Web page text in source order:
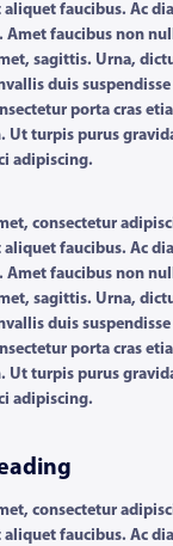
faucibus. Ac
Amet faucibus non
sagittis. Urna,
duis
porta cras
Ut turpis purus
adipiscing.
consectetur
faucibus. Ac
Amet faucibus non
sagittis. Urna,
duis
porta cras
Ut turpis purus
adipiscing.
consectetur
faucibus. Ac